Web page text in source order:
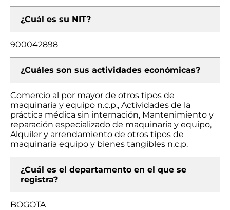
¿Cuál es su NIT?
900042898
¿Cuáles son sus actividades económicas?
Comercio al por mayor de otros tipos de
maquinaria y equipo n.c.p., Actividades de la
práctica médica sin internación, Mantenimiento y
reparación especializado de maquinaria y equipo,
Alquiler y arrendamiento de otros tipos de
maquinaria equipo y bienes tangibles n.c.p.
¿Cuál es el departamento en el que se
registra?
BOGOTA